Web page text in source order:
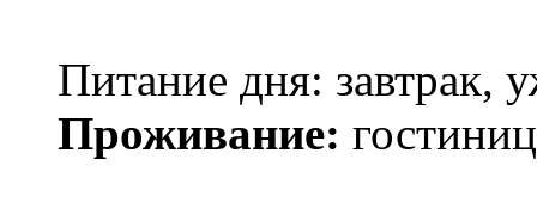
Питание дня: завтрак,
Проживание: